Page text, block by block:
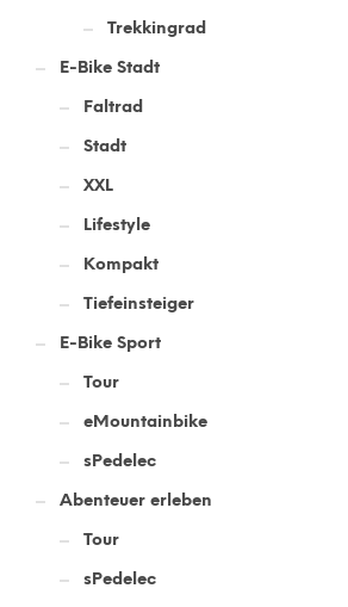
Trekkingrad
E-Bike Stadt
Faltrad
Stadt
XXL
Lifestyle
Kompakt
Tiefeinsteiger
E-Bike Sport
Tour
eMountainbike
sPedelec
Abenteuer erleben
Tour
sPedelec